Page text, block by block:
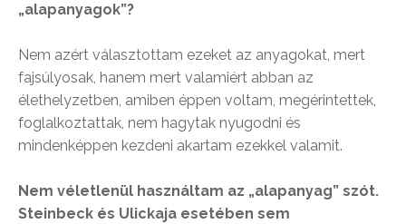
„alapanyagok”?
Nem azért választottam ezeket az anyagokat, mert
fajsúlyosak, hanem mert valamiért abban az
élethelyzetben, amiben éppen voltam, megérintettek,
foglalkoztattak, nem hagytak nyugodni és
mindenképpen kezdeni akartam ezekkel valamit.
Nem véletlenül használtam az „alapanyag” szót.
Steinbeck és Ulickaja esetében sem